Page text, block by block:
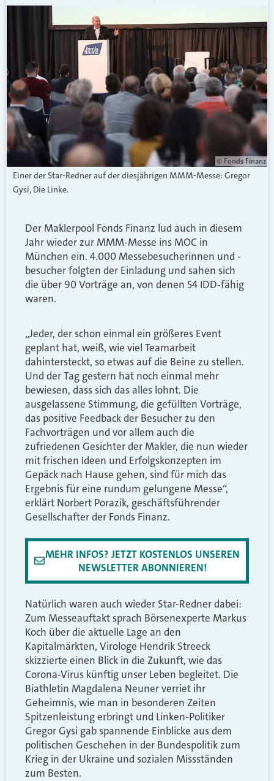
© Fonds Finanz
Einer der Star-Redner auf der diesjährigen MMM-Messe: Gregor
Gysi, Die Linke.
Der Maklerpool Fonds Finanz lud auch in diesem
Jahr wieder zur MMM-Messe ins MOC in
München ein. 4.000 Messebesucherinnen und -
besucher folgten der Einladung und sahen sich
die über 90 Vorträge an, von denen 54 IDD-fähig
waren.
„Jeder, der schon einmal ein größeres Event
geplant hat, weiß, wie viel Teamarbeit
dahintersteckt, so etwas auf die Beine zu stellen.
Und der Tag gestern hat noch einmal mehr
bewiesen, dass sich das alles lohnt. Die
ausgelassene Stimmung, die gefüllten Vorträge,
das positive Feedback der Besucher zu den
Fachvorträgen und vor allem auch die
zufriedenen Gesichter der Makler, die nun wieder
mit frischen Ideen und Erfolgskonzepten im
Gepäck nach Hause gehen, sind für mich das
Ergebnis für eine rundum gelungene Messe“,
erklärt Norbert Porazik, geschäftsführender
Gesellschafter der Fonds Finanz.
MEHR INFOS? JETZT KOSTENLOS UNSEREN
NEWSLETTER ABONNIEREN!
Natürlich waren auch wieder Star-Redner dabei:
Zum Messeauftakt sprach Börsenexperte Markus
Koch über die aktuelle Lage an den
Kapitalmärkten, Virologe Hendrik Streeck
skizzierte einen Blick in die Zukunft, wie das
Corona-Virus künftig unser Leben begleitet. Die
Biathletin Magdalena Neuner verriet ihr
Geheimnis, wie man in besonderen Zeiten
Spitzenleistung erbringt und Linken-Politiker
Gregor Gysi gab spannende Einblicke aus dem
politischen Geschehen in der Bundespolitik zum
Krieg in der Ukraine und sozialen Missständen
zum Besten.